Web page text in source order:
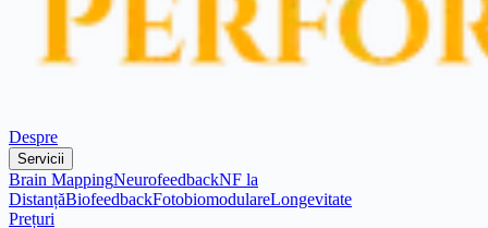
Despre
Servicii
Brain MappingNeurofeedbackNF la
DistanțăBiofeedbackFotobiomodulareLongevitate
Prețuri